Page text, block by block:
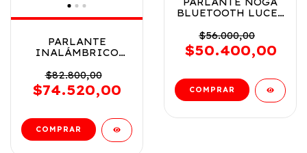
PARLANTE
INALÁMBRICO
PORTABLE
WATERPROOF COD
NG-BT673CAMO
$82.800,00
$74.520,00
BLUETOOTH LUCES
BT510
$56.000,00
$50.400,00